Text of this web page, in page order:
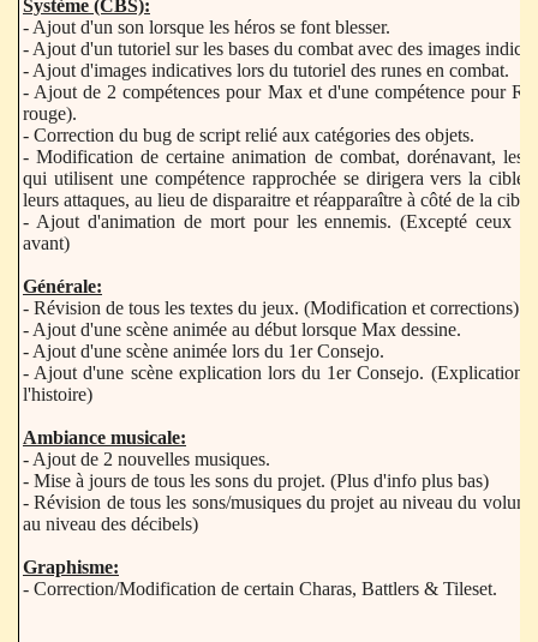
Système (CBS):
- Ajout d'un son lorsque les héros se font blesser.
- Ajout d'un tutoriel sur les bases du combat avec des images
- Ajout d'images indicatives lors du tutoriel des runes en combat.
- Ajout de 2 compétences pour Max et d'une compétence pour
rouge).
- Correction du bug de script relié aux catégories des objets.
- Modification de certaine animation de combat, dorénavant, les
qui utilisent une compétence rapprochée se dirigera vers la cible
leurs attaques, au lieu de disparaitre et réapparaître à côté de la cible.
- Ajout d'animation de mort pour les ennemis. (Excepté ceux
avant)
Générale:
- Révision de tous les textes du jeux. (Modification et corrections)
- Ajout d'une scène animée au début lorsque Max dessine.
- Ajout d'une scène animée lors du 1er Consejo.
- Ajout d'une scène explication lors du 1er Consejo. (Explication
l'histoire)
Ambiance musicale:
- Ajout de 2 nouvelles musiques.
- Mise à jours de tous les sons du projet. (Plus d'info plus bas)
- Révision de tous les sons/musiques du projet au niveau du
au niveau des décibels)
Graphisme:
- Correction/Modification de certain Charas, Battlers & Tileset.